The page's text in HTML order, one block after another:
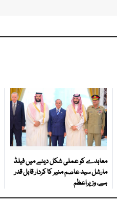
معاہدے کو عملی شکل دینے میں فیلڈ
مارشل سید عاصم منیر کا کردار قابل قدر
ہے، وزیراعظم